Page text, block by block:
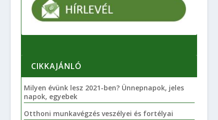
CIKKAJÁNLÓ
Milyen évünk lesz 2021-ben? Ünnepnapok, jeles
napok, egyebek
Otthoni munkavégzés veszélyei és fortélyai